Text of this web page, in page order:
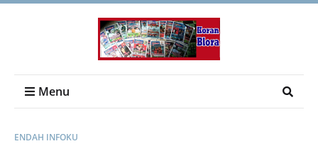
Menu
ENDAH INFOKU